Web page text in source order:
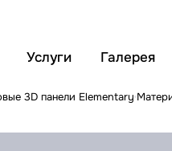
Услуги Галерея
3D панели Elementary